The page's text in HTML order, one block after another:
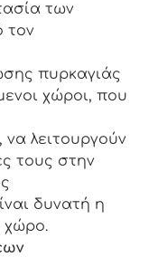
των
τον
πυρκαγιάς
χώροι, που
λειτουργούν
τους στην
δυνατή η
χώρο.